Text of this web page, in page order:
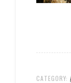
CATEGORY: